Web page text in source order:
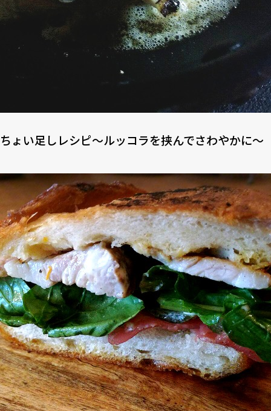
ちょい足しレシピ〜ルッコラを挟んでさわやかに〜